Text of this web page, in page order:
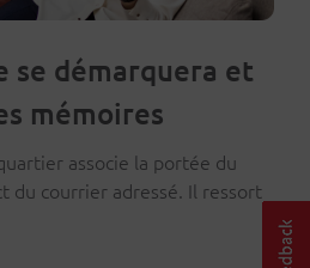
se démarquera et
mémoires
associe la portée du
du courrier adressé. Il ressort